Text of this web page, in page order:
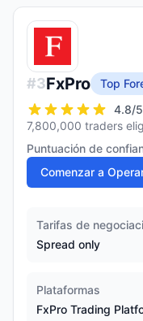
#3FxPro
Top
4.8/5
7,800,000 traders
Puntuación de
Comenzar a
Tarifas de
Spread only
Plataformas
FxPro Trading